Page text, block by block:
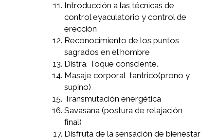
Introducción a las técnicas de
control eyaculatorio y control de
erección
Reconocimiento de los puntos
sagrados en el hombre
Distra. Toque consciente.
Masaje corporal tantrico(prono y
supino)
Transmutación energética
Savasana (postura de relajación
final)
Disfruta de la sensación de bienestar